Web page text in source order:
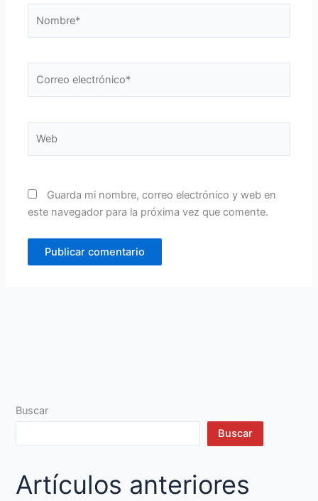
electrónico*
Guarda mi nombre, correo electrónico y web en
este navegador para la próxima vez que comente.
Buscar
Buscar
Artículos anteriores